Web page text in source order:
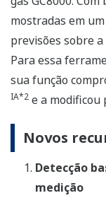
mostradas em
previsões sobre
Para essa
sua função
IA*2 e a modificou
Novos
Detecção
medição